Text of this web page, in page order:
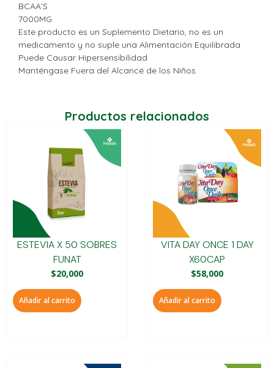
BCAA’S
7000MG
Este producto es un Suplemento Dietario, no es un
medicamento y no suple una Alimentación Equilibrada
Puede Causar Hipersensibilidad
Manténgase Fuera del Alcancé de los Niños.
Productos relacionados
ESTEVIA X 50 SOBRES
FUNAT
$20,000
Añadir al carrito
VITA DAY ONCE 1 DAY
X60CAP
$58,000
Añadir al carrito